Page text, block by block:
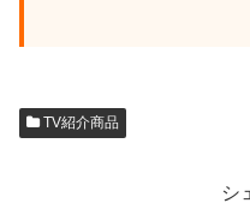
TV紹介商品
シ